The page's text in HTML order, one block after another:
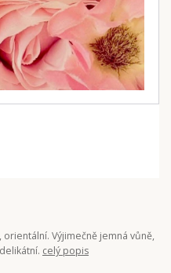
orientální. Výjimečně jemná vůně,
celý popis